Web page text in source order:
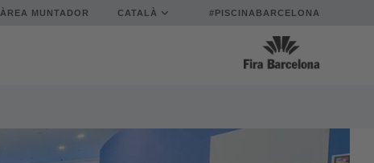
ÀREA MUNTADOR CATALÀ #PISCINABARCELONA